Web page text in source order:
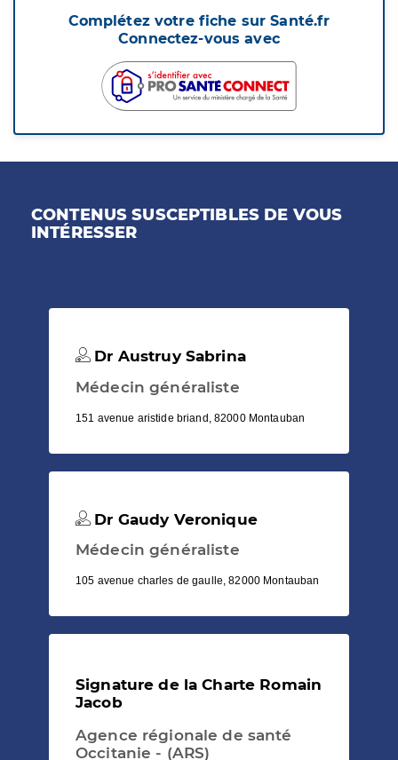
Complétez votre fiche sur Santé.fr
Connectez-vous avec
CONTENUS SUSCEPTIBLES DE VOUS
INTÉRESSER
Dr Austruy Sabrina
Médecin généraliste
151 avenue aristide briand, 82000 Montauban
Dr Gaudy Veronique
Médecin généraliste
105 avenue charles de gaulle, 82000 Montauban
Signature de la Charte Romain
Jacob
Agence régionale de santé
Occitanie - (ARS)